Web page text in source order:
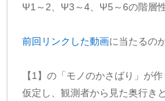
Ψ1～2、Ψ3～4、Ψ5～6の階層性
前回リンクした動画に当たるの
【1】の「モノのかさばり」が
仮定し、観測者から見た奥行き